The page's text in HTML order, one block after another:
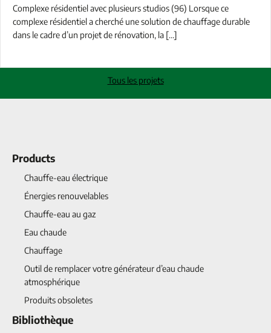
Complexe résidentiel avec plusieurs studios (96) Lorsque ce
complexe résidentiel a cherché une solution de chauffage durable
dans le cadre d’un projet de rénovation, la […]
Tous les projets
Products
Chauffe-eau électrique
Énergies renouvelables
Chauffe-eau au gaz
Eau chaude
Chauffage
Outil de remplacer votre générateur d’eau chaude
atmosphérique
Produits obsoletes
Bibliothèque